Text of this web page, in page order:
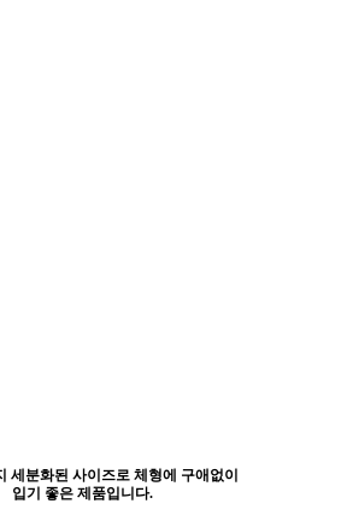
세분화된 사이즈로 체형에 구애없이
입기 좋은 제품입니다.